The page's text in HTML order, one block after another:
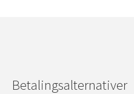
Betalingsalternativer